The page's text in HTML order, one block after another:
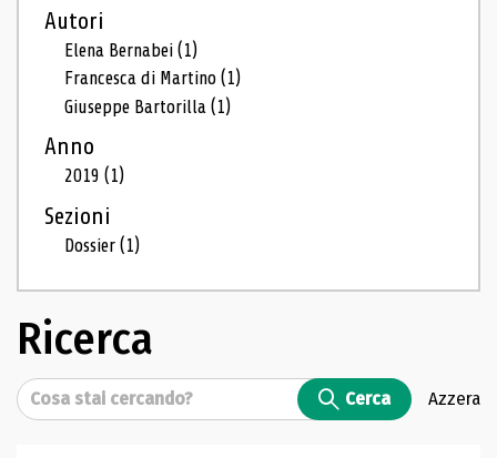
Autori
Elena Bernabei(1)
Francesca di Martino(1)
Giuseppe Bartorilla(1)
Anno
2019(1)
Sezioni
Dossier(1)
Ricerca
Cerca Cerca Azzera